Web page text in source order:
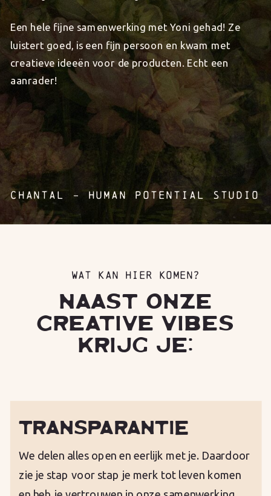
YVETTE - THE KYND SPACE
package in depth - which to my experience is a
unique gem amongst the many designers. Her
curiosity mixed with creative solution thinking, her
immense variety of brilliant branding skills, and her
relentless pursuit to work fantastic, fast and
phenomenal = anyone who gets to work with Yoni is
lucky in all ways, on a professional level but also
personal level. It’s been one of the greatest joys
working with her”
We delen alles open en eerlijk met je. Daardoor
zie je stap voor stap je merk tot leven komen
TRANSPARANTIE
NAAST ONZE
CREATIVE VIBES
KRIJG JE:
WAT KAN HIER KOMEN?